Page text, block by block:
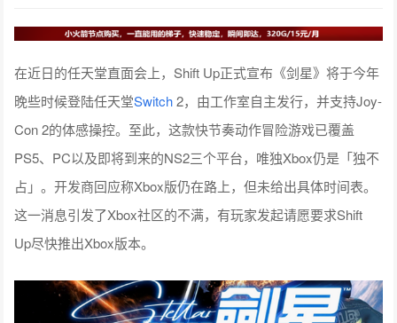
在近日的任天堂直面会上，Shift Up正式宣布《剑星》将于今年
晚些时候登陆任天堂Switch2，由工作室自主发行，并支持Joy-
Con 2的体感操控。至此，这款快节奏动作冒险游戏已覆盖
PS5、PC以及即将到来的NS2三个平台，唯独Xbox仍是「独不
占」。开发商回应称Xbox版仍在路上，但未给出具体时间表。
这一消息引发了Xbox社区的不满，有玩家发起请愿要求Shift
Up尽快推出Xbox版本。